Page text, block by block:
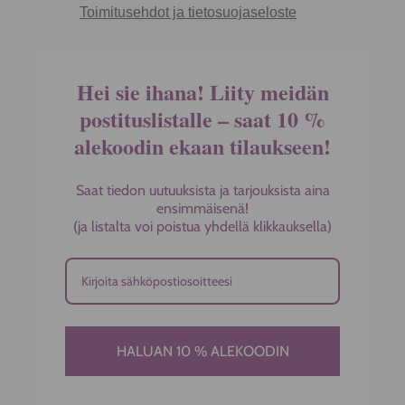
Toimitusehdot ja tietosuojaseloste
Hei sie ihana! Liity meidän
postituslistalle – saat 10 %
alekoodin ekaan tilaukseen!
Saat tiedon uutuuksista ja tarjouksista aina
ensimmäisenä!
(ja listalta voi poistua yhdellä klikkauksella)
HALUAN 10 % ALEKOODIN